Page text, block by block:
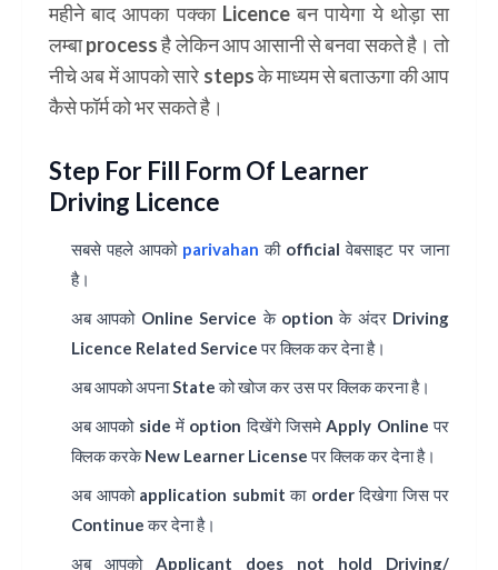
महीने बाद आपका पक्का Licence बन पायेगा ये थोड़ा सा
लम्बा process है लेकिन आप आसानी से बनवा सकते है। तो
नीचे अब में आपको सारे steps के माध्यम से बताऊगा की आप
कैसे फॉर्म को भर सकते है।
Step For Fill Form Of Learner
Driving Licence
सबसे पहले आपको parivahan की official वेबसाइट पर जाना
है।
अब आपको Online Serviceके option के अंदरDriving
Licence Related Serviceपर क्लिक कर देना है।
अब आपको अपनाStateको खोज कर उस पर क्लिक करना है।
अब आपको side में option दिखेंगे जिसमेApply Onlineपर
क्लिक करकेNew Learner Licenseपर क्लिक कर देना है।
अब आपकोapplication submitका order दिखेगा जिस पर
Continue कर देना है।
अब आपको Applicant does not hold Driving/